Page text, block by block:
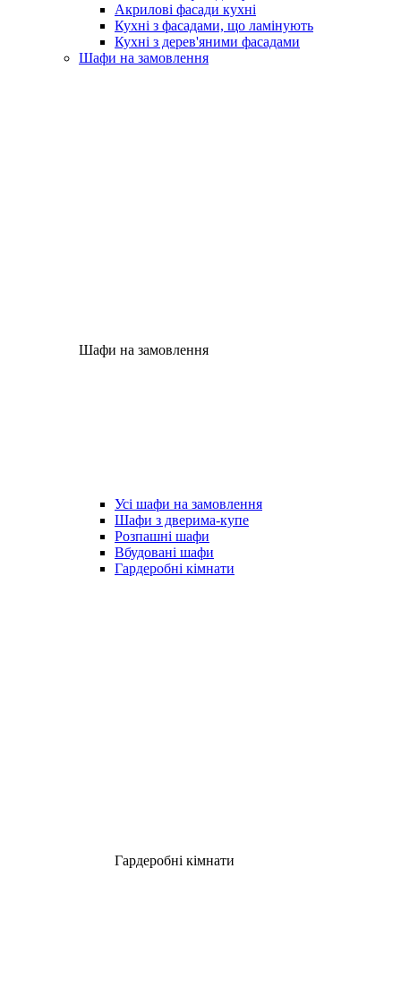
Акрилові фасади кухні
Кухні з фасадами, що ламінують
Кухні з дерев'яними фасадами
Шафи на замовлення
Шафи на замовлення
Усі шафи на замовлення
Шафи з дверима-купе
Розпашні шафи
Вбудовані шафи
Гардеробні кімнати
Гардеробні кімнати